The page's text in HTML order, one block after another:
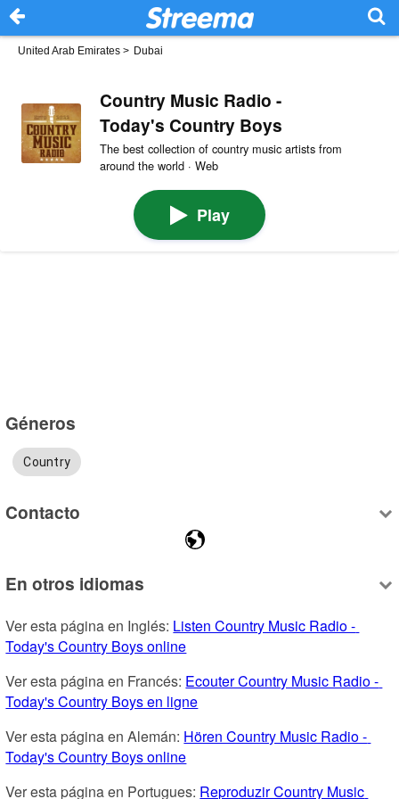
United Arab Emirates > Dubai
Country Music Radio -
Today's Country Boys
The best collection of country music artists from
around the world · Web
Play
Géneros
Country
Contacto
En otros idiomas
Ver esta página en Inglés: Listen Country Music Radio -
Today's Country Boys online
Ver esta página en Francés: Ecouter Country Music Radio -
Today's Country Boys en ligne
Ver esta página en Alemán: Hören Country Music Radio -
Today's Country Boys online
Ver esta página en Portugues: Reproduzir Country Music